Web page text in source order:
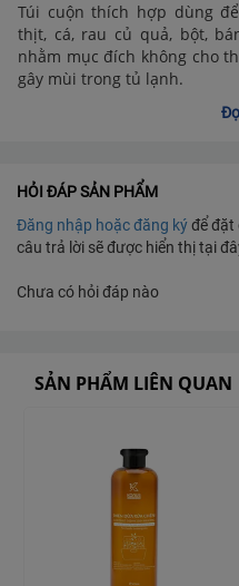
Túi cuộn thích hợp dùng
thịt, cá, rau củ quả, bột,
nhằm mục đích không cho
gây mùi trong tủ lạnh.
HỎI ĐÁP SẢN PHẨM
Đăng nhập hoặc đăng kýđể đặt
câu trả lời sẽ được hiển thị tại
Chưa có hỏi đáp nào
SẢN PHẨM LIÊN QUAN